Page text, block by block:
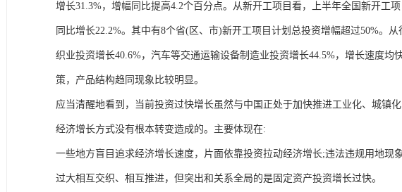
增长31.3%，增幅同比提高4.2个百分点。从新开工项目看，上半年全国新开工
同比增长22.2%。其中有8个省(区、市)新开工项目计划总投资增幅超过50%。
织业投资增长40.6%，汽车等交通运输设备制造业投资增长44.5%，增长速度
策，产品结构趋同现象比较明显。
应当清醒地看到，当前投资过快增长虽然与中国正处于加快推进工业化、城镇
经济增长方式没有根本转变造成的。主要体现在:
一些地方盲目追求经济增长速度，片面依靠投资拉动经济增长;违法违规用地现
过大相互交织、相互推进，但突出和关系全局的是固定资产投资增长过快。